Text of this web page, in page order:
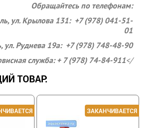
Обращайтесь по телефонам:
ул. Крылова 131: +7 (978) 041-51-
01
ул. Руднева 19а: +7 (978) 748-48-90
служба: + 7 (978) 74-84-911</
ТОВАР: